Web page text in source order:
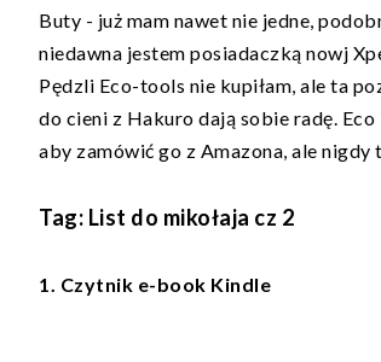
Buty - już mam nawet nie jedne,
niedawna jestem posiadaczką nowj
Pędzli Eco-tools nie kupiłam, ale ta
do cieni z Hakuro dają sobie radę.
aby zamówić go z Amazona, ale
Tag: List do mikołaja cz 2
1. Czytnik e-book Kindle